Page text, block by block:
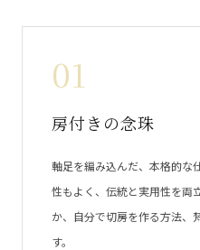
01
房付きの念珠
軸足を編み込んだ、本格的な
性もよく、伝統と実用性を両
か、自分で切房を作る方法、
す。